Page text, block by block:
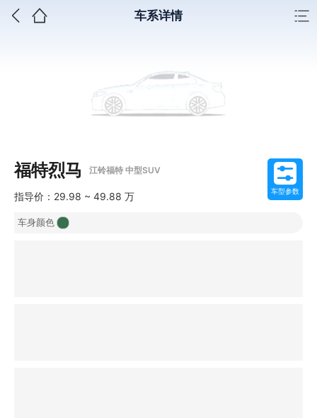
车系详情
福特烈马 江铃福特 中型SUV
指导价：29.98 ~ 49.88 万 车型参数
车身颜色